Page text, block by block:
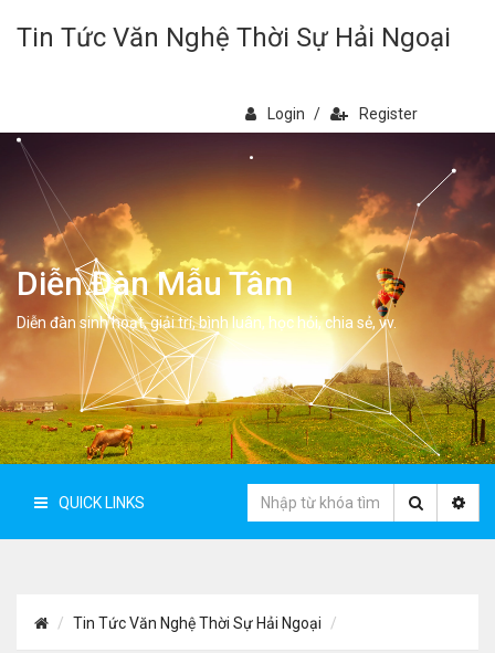
Tin Tức Văn Nghệ Thời Sự Hải Ngoại
Login / Register
Diễn Đàn Mẫu Tâm
Diễn đàn sinh hoạt, giải trí, bình luân, học hỏi, chia sẻ, vv.
QUICK LINKS
Tin Tức Văn Nghệ Thời Sự Hải Ngoại